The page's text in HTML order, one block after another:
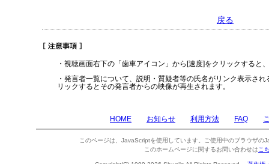
戻る
・視聴画面右下の「歯車アイコン」から[速度]をクリックすると
・発言者一覧について、説明・質疑者等の氏名がリンク表示さ
リックするとその発言者からの映像が再生されます。
HOME お知らせ 利用方法 FAQ
このページは、JavaScriptを使用しています。ご使用中のブラウザの
このホームページに関するお問い合わせは こ